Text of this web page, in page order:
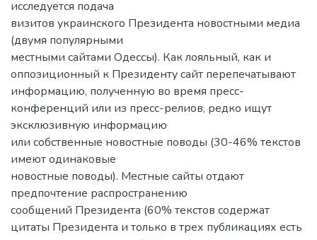
исследуется подача
визитов украинского Президента новостными медиа
(двумя популярными
местными сайтами Одессы). Как лояльный, как и
оппозиционный к Президенту сайт перепечатывают
информацию, полученную во время пресс-
конференций или из пресс-релиов, редко ищут
эксклюзивную информацию
или собственные новостные поводы (30-46% текстов
имеют одинаковые
новостные поводы). Местные сайты отдают
предпочтение распространению
сообщений Президента (60% текстов содержат
цитаты Президента и только в трех публикациях есть